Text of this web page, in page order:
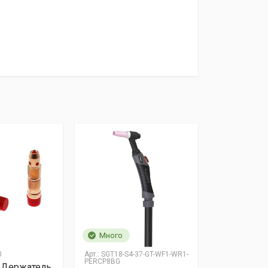
Много
Арт.: SGT18-S4-37-GT-WF1-WR1-
PERCP8BG